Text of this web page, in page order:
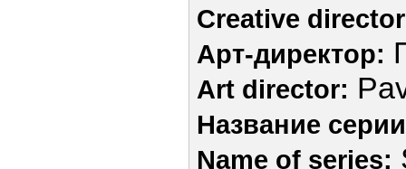
Creative
Арт-директор:
Art director:
Название
Name of series: